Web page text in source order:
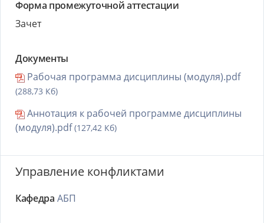
Форма промежуточной аттестации
Зачет
Документы
Рабочая программа дисциплины (модуля).pdf
(288,73 Кб)
Аннотация к рабочей программе дисциплины
(модуля).pdf(127,42 Кб)
Управление конфликтами
Кафедра АБП